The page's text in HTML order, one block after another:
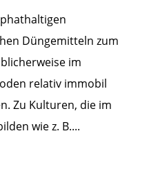
Düngemitteln zum
im
relativ immobil
Zu Kulturen, die im
wie z. B....